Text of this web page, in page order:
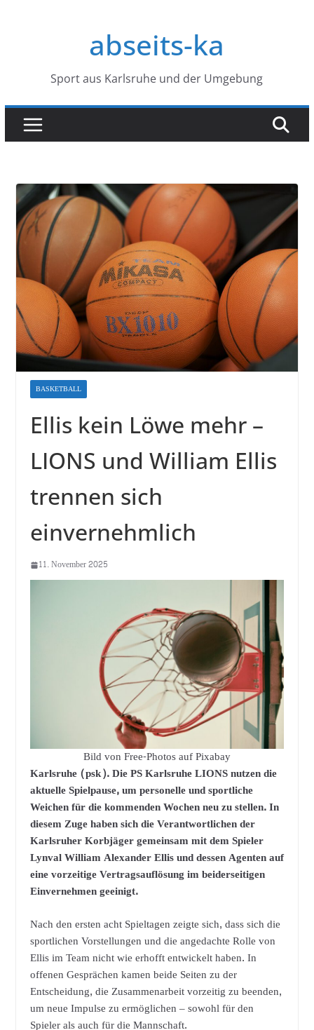
abseits-ka
Sport aus Karlsruhe und der Umgebung
BASKETBALL
Ellis kein Löwe mehr –
LIONS und William Ellis
trennen sich
einvernehmlich
11. November 2025
Bild von Free-Photos auf Pixabay
Karlsruhe (psk). Die PS Karlsruhe LIONS nutzen die
aktuelle Spielpause, um personelle und sportliche
Weichen für die kommenden Wochen neu zu stellen. In
diesem Zuge haben sich die Verantwortlichen der
Karlsruher Korbjäger gemeinsam mit dem Spieler
Lynval William Alexander Ellis und dessen Agenten auf
eine vorzeitige Vertragsauflösung im beiderseitigen
Einvernehmen geeinigt.
Nach den ersten acht Spieltagen zeigte sich, dass sich die
sportlichen Vorstellungen und die angedachte Rolle von
Ellis im Team nicht wie erhofft entwickelt haben. In
offenen Gesprächen kamen beide Seiten zu der
Entscheidung, die Zusammenarbeit vorzeitig zu beenden,
um neue Impulse zu ermöglichen – sowohl für den
Spieler als auch für die Mannschaft.